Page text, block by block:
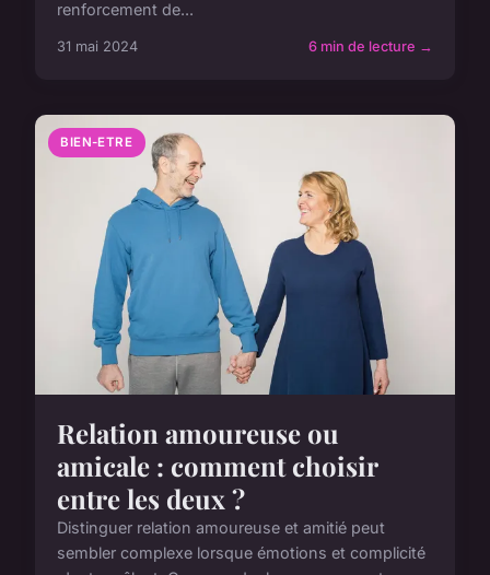
renforcement de...
31 mai 2024 6 min de lecture →
BIEN-ETRE
Relation amoureuse ou
amicale : comment choisir
entre les deux ?
Distinguer relation amoureuse et amitié peut
sembler complexe lorsque émotions et complicité